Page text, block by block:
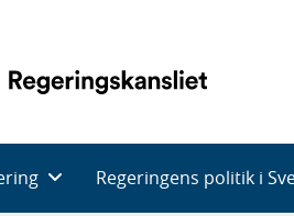
Regeringens politik i